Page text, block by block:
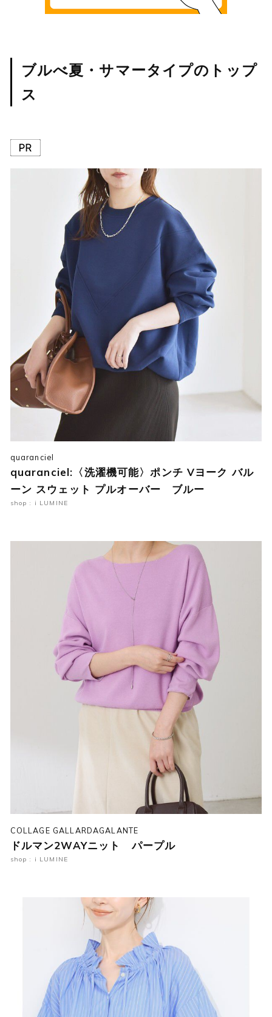
ブルべ夏・サマータイプのトップ
ス
quaranciel
quaranciel:〈洗濯機可能〉ポンチ Vヨーク バル
ーン スウェット プルオーバー ブルー
shop : i LUMINE
COLLAGE GALLARDAGALANTE
ドルマン2WAYニット パープル
shop : i LUMINE